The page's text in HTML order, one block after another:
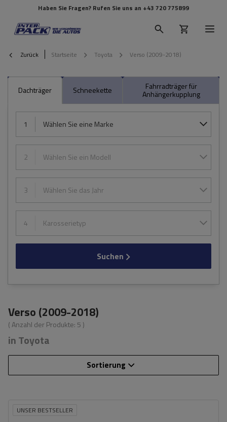
Haben Sie Fragen? Rufen Sie uns an +43 720 775899
Zurück Startseite Toyota Verso (2009-2018)
Dachträger Schneekette Fahrradträger für
Anhängerkupplung
1 Wählen Sie eine Marke
2 Wählen Sie ein Modell
3 Wählen Sie das Jahr
4 Karosserietyp
Suchen
Verso (2009-2018)
( Anzahl der Produkte: 5 )
in Toyota
Sortierung
UNSER BESTSELLER